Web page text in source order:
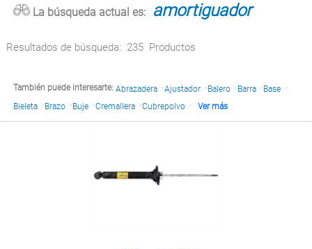
La búsqueda actual es: amortiguador
Resultados de búsqueda: 235 Productos
También puede interesarte: Abrazadera ·Ajustador ·Balero ·Barra ·Base ·
Bieleta ·Brazo ·Buje ·Cremallera ·Cubrepolvo · Ver más